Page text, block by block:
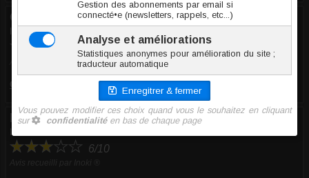
Olivier F.
le 30.03.2018
10/10
Avis recueilli par Inoki ®
Commentaire Bonne qualité. Pratique, léger et discret.
Herve N.
le 27.01.2018
6/10